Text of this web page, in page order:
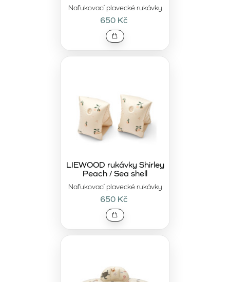
Nafukovací plavecké rukávky
650 Kč
Nafukovací plavecké rukávky
LIEWOOD rukávky Shirley
Peach / Sea shell
650 Kč